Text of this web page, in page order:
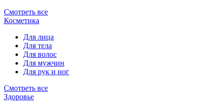
Смотреть все
Косметика
Для лица
Для тела
Для волос
Для мужчин
Для рук и ног
Смотреть все
Здоровье